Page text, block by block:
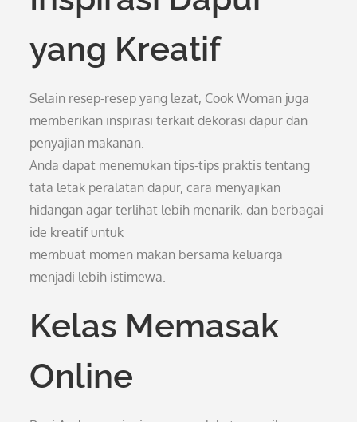
yang Kreatif
Selain resep-resep yang lezat, Cook Woman juga
memberikan inspirasi terkait dekorasi dapur dan
penyajian makanan.
Anda dapat menemukan tips-tips praktis tentang
tata letak peralatan dapur, cara menyajikan
hidangan agar terlihat lebih menarik, dan berbagai
ide kreatif untuk
membuat momen makan bersama keluarga
menjadi lebih istimewa.
Kelas Memasak
Online